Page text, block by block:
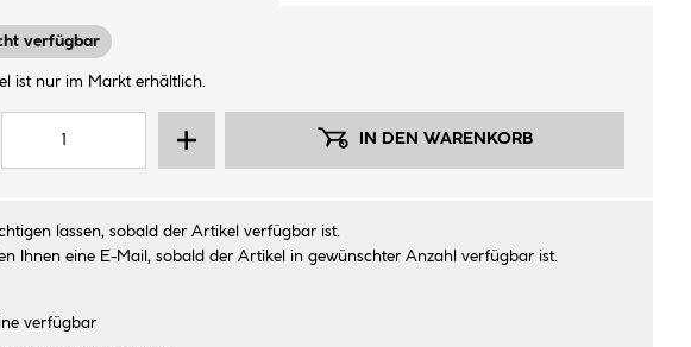
verfügbar
ist nur im Markt erhältlich.
IN DEN WARENKORB
lassen, sobald der Artikel verfügbar ist.
Ihnen eine E-Mail, sobald der Artikel in gewünschter Anzahl verfügbar ist.
verfügbar